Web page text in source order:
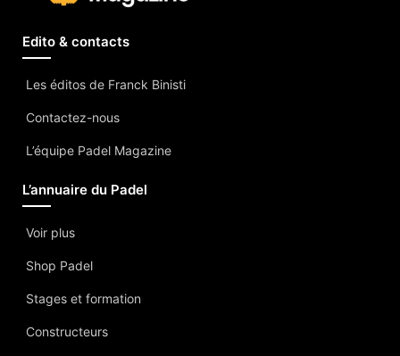
Edito & contacts
Les éditos de Franck Binisti
Contactez-nous
L’équipe Padel Magazine
L’annuaire du Padel
Voir plus
Shop Padel
Stages et formation
Constructeurs